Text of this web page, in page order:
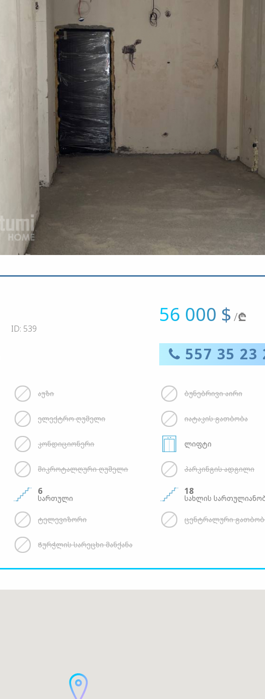
ID: 539
56 000 $ /₾
557 35 23
აუზი ბუნებრივი აირი
ელექტრო ღუმელი იატაკის გათბობა
კონდიციონერი ლიფტი
მიკროტალღური ღუმელი პარკინგის ადგილი
6
სართული
18
სახლის
ტელევიზორი ცენტრალური
Ჭურჭლის სარეცხი მანქანა